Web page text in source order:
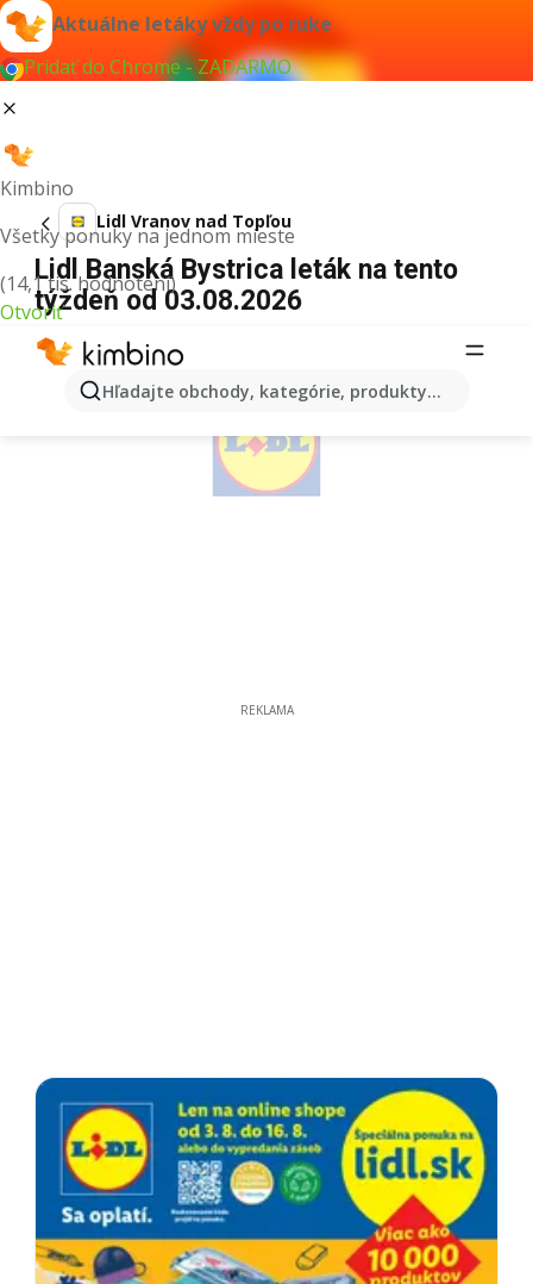
Aktuálne letáky vždy po ruke
Pridať do Chrome - ZADARMO
Kimbino
Všetky ponuky na jednom mieste
(14,1 tis. hodnotení)
Otvoriť
Hľadajte obchody, kategórie, produkty...
Lidl Vranov nad Topľou
Lidl Banská Bystrica leták na tento
týždeň od 03.08.2026
REKLAMA